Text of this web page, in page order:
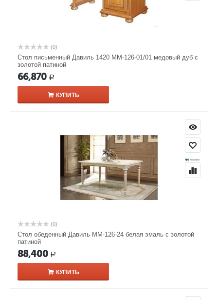
(0)
Стол письменный Давиль 1420 ММ-126-01/01 медовый дуб с
золотой патиной
66,870 Р
КУПИТЬ
(0)
Стол обеденный Давиль ММ-126-24 белая эмаль с золотой
патиной
88,400 Р
КУПИТЬ